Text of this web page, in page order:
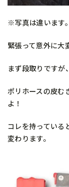
※写真は違います。
緊張って意外に大
まず段取りですが
ポリホースの皮む
よ！
コレを持っている
変わります。